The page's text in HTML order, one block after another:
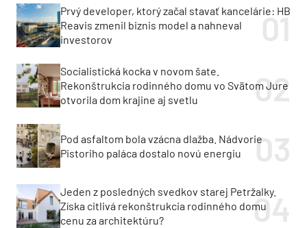
Prvý developer, ktorý začal stavať kancelárie: HB
Reavis zmenil biznis model a nahneval
investorov
Socialistická kocka v novom šate.
Rekonštrukcia rodinného domu vo Svätom Jure
otvorila dom krajine aj svetlu
Pod asfaltom bola vzácna dlažba. Nádvorie
Pistoriho paláca dostalo novú energiu
Jeden z posledných svedkov starej Petržalky.
Získa citlivá rekonštrukcia rodinného domu
cenu za architektúru?